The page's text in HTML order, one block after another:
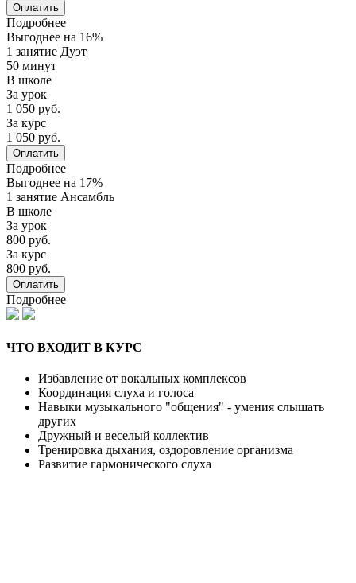
Оплатить
Подробнее
Выгоднее на 16%
1 занятие Дуэт
50 минут
В школе
За урок
1 050 руб.
За курс
1 050 руб.
Оплатить
Подробнее
Выгоднее на 17%
1 занятие Ансамбль
В школе
За урок
800 руб.
За курс
800 руб.
Оплатить
Подробнее
ЧТО ВХОДИТ В КУРС
Избавление от вокальных комплексов
Координация слуха и голоса
Навыки музыкального "общения" - умения слышать
других
Дружный и веселый коллектив
Тренировка дыхания, оздоровление организма
Развитие гармонического слуха